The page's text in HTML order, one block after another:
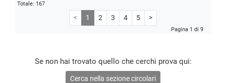
Totale: 167
< 1 2 3 4 5 >
Pagina 1 di 9
Se non hai trovato quello che cerchi prova qui:
Cerca nella sezione circolari